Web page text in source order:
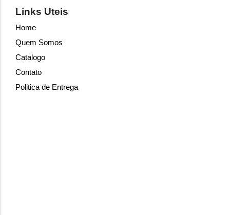
Links Uteis
Home
Quem Somos
Catalogo
Contato
Politica de Entrega